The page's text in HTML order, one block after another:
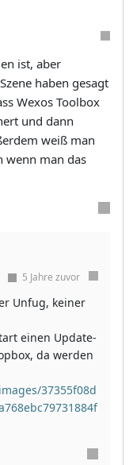
ist, aber
haben gesagt
Wexos Toolbox
und dann
weiß man
wenn man das
5 Jahre zuvor
Unfug, keiner
einen Update-
da werden
37355f08d